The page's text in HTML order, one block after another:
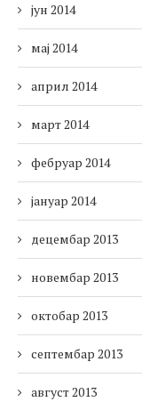
јун 2014
мај 2014
април 2014
март 2014
фебруар 2014
јануар 2014
децембар 2013
новембар 2013
октобар 2013
септембар 2013
август 2013